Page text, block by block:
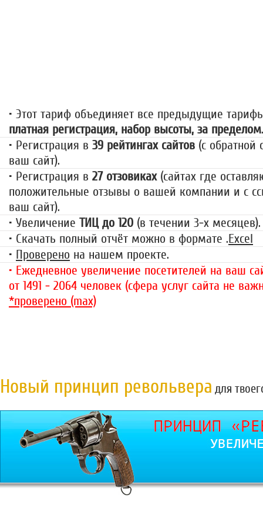
• Этот тариф объединяет все предыдущие
платная регистрация, набор высоты, за пределом.
• Регистрация в 39 рейтингах сайтов (с обратной
ваш сайт).
• Регистрация в 27 отзовиках(сайтах где
положительные отзывы о вашей компании и с
ваш сайт).
• Увеличение ТИЦ до 120 (в течении 3-х месяцев).
• Скачать полный отчёт можно в формате .Excel
• Проверено на нашем проекте.
• Ежедневное увеличение посетителей на ваш
от 1491 - 2064 человек (сфера услуг сайта не
*проверено (max)
Новый принцип револьвера для